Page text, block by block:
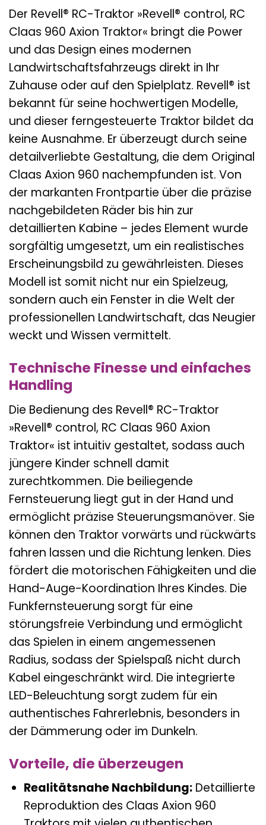
Der Revell® RC-Traktor »Revell® control, RC
Claas 960 Axion Traktor« bringt die Power
und das Design eines modernen
Landwirtschaftsfahrzeugs direkt in Ihr
Zuhause oder auf den Spielplatz. Revell® ist
bekannt für seine hochwertigen Modelle,
und dieser ferngesteuerte Traktor bildet da
keine Ausnahme. Er überzeugt durch seine
detailverliebte Gestaltung, die dem Original
Claas Axion 960 nachempfunden ist. Von
der markanten Frontpartie über die präzise
nachgebildeten Räder bis hin zur
detaillierten Kabine – jedes Element wurde
sorgfältig umgesetzt, um ein realistisches
Erscheinungsbild zu gewährleisten. Dieses
Modell ist somit nicht nur ein Spielzeug,
sondern auch ein Fenster in die Welt der
professionellen Landwirtschaft, das Neugier
weckt und Wissen vermittelt.
Technische Finesse und einfaches
Handling
Die Bedienung des Revell® RC-Traktor
»Revell® control, RC Claas 960 Axion
Traktor« ist intuitiv gestaltet, sodass auch
jüngere Kinder schnell damit
zurechtkommen. Die beiliegende
Fernsteuerung liegt gut in der Hand und
ermöglicht präzise Steuerungsmanöver. Sie
können den Traktor vorwärts und rückwärts
fahren lassen und die Richtung lenken. Dies
fördert die motorischen Fähigkeiten und die
Hand-Auge-Koordination Ihres Kindes. Die
Funkfernsteuerung sorgt für eine
störungsfreie Verbindung und ermöglicht
das Spielen in einem angemessenen
Radius, sodass der Spielspaß nicht durch
Kabel eingeschränkt wird. Die integrierte
LED-Beleuchtung sorgt zudem für ein
authentisches Fahrerlebnis, besonders in
der Dämmerung oder im Dunkeln.
Vorteile, die überzeugen
Realitätsnahe Nachbildung:Detaillierte
Reproduktion des Claas Axion 960